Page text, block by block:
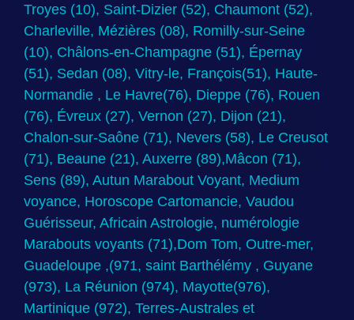
Troyes (10), Saint-Dizier (52), Chaumont (52),
Charleville, Mézières (08), Romilly-sur-Seine
(10), Châlons-en-Champagne (51), Épernay
(51), Sedan (08), Vitry-le, François(51), Haute-
Normandie , Le Havre(76), Dieppe (76), Rouen
(76), Évreux (27), Vernon (27), Dijon (21),
Chalon-sur-Saône (71), Nevers (58), Le Creusot
(71), Beaune (21), Auxerre (89),Mâcon (71),
Sens (89), Autun Marabout Voyant, Medium
voyance, Horoscope Cartomancie, Vaudou
Guérisseur, Africain Astrologie, numérologie
Marabouts voyants (71),Dom Tom, Outre-mer,
Guadeloupe ,(971, saint Barthélémy , Guyane
(973), La Réunion (974), Mayotte(976),
Martinique (972), Terres-Australes et